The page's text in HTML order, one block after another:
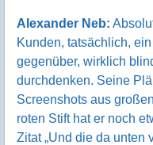
Alexander Neb:
Kunden, tatsächlich,
gegenüber, wirklich
durchdenken. Seine
Screenshots aus
roten Stift hat er noch
Zitat „Und die da unten